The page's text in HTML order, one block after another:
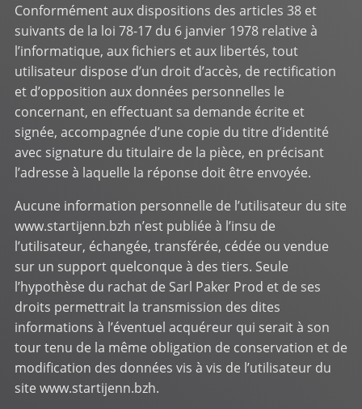
Conformément aux dispositions des articles 38 et
suivants de la loi 78-17 du 6 janvier 1978 relative à
l’informatique, aux fichiers et aux libertés, tout
utilisateur dispose d’un droit d’accès, de rectification
et d’opposition aux données personnelles le
concernant, en effectuant sa demande écrite et
signée, accompagnée d’une copie du titre d’identité
avec signature du titulaire de la pièce, en précisant
l’adresse à laquelle la réponse doit être envoyée.
Aucune information personnelle de l’utilisateur du site
www.startijenn.bzh n’est publiée à l’insu de
l’utilisateur, échangée, transférée, cédée ou vendue
sur un support quelconque à des tiers. Seule
l’hypothèse du rachat de Sarl Paker Prod et de ses
droits permettrait la transmission des dites
informations à l’éventuel acquéreur qui serait à son
tour tenu de la même obligation de conservation et de
modification des données vis à vis de l’utilisateur du
site www.startijenn.bzh.